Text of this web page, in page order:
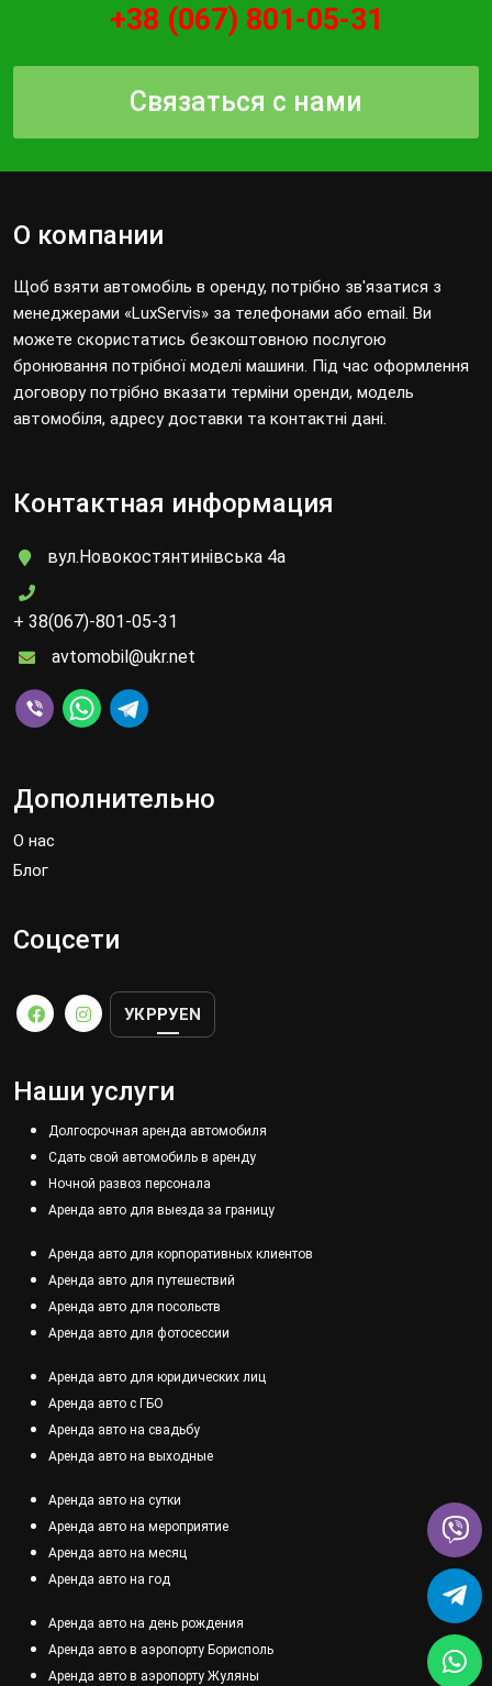
+38 (067) 801-05-31
Связаться с нами
О компании
Щоб взяти автомобіль в оренду, потрібно зв'язатися з
менеджерами «LuxServis» за телефонами або email. Ви
можете скористатись безкоштовною послугою
бронювання потрібної моделі машини. Під час оформлення
договору потрібно вказати терміни оренди, модель
автомобіля, адресу доставки та контактні дані.
Контактная информация
вул.Новокостянтинівська 4а
+ 38(067)-801-05-31
avtomobil@ukr.net
Дополнительно
О нас
Блог
Соцсети
УКРРУEN
Наши услуги
Долгосрочная аренда автомобиля
Сдать свой автомобиль в аренду
Ночной развоз персонала
Аренда авто для выезда за границу
Аренда авто для корпоративных клиентов
Аренда авто для путешествий
Аренда авто для посольств
Аренда авто для фотосессии
Аренда авто для юридических лиц
Аренда авто с ГБО
Аренда авто на свадьбу
Аренда авто на выходные
Аренда авто на сутки
Аренда авто на мероприятие
Аренда авто на месяц
Аренда авто на год
Аренда авто на день рождения
Аренда авто в аэропорту Борисполь
Аренда авто в аэропорту Жуляны